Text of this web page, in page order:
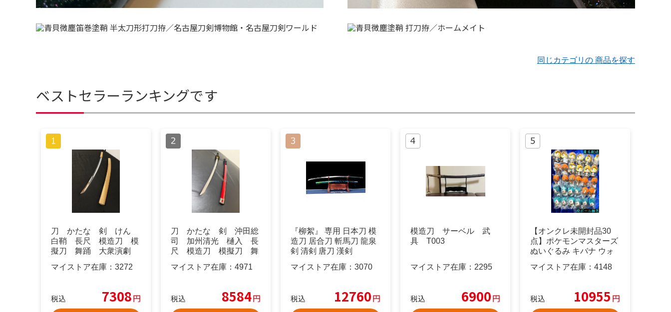
同じカテゴリの 商品を探す
ベストセラーランキングです
刀 かたな 剣 けん
白鞘 長尺 模造刀 模
擬刀 舞踊 大衆演劇
マイストア在庫： 3272
税込 7308円
刀 かたな 剣 沖田総
司 加州清光 樋入 長
尺 模造刀 模擬刀 舞
踊 大衆演劇
マイストア在庫： 4971
税込 8584円
『柳絮』 専用 日本刀 模
造刀 居合刀 斬馬刀 龍泉
剣 清剣 唐刀 漢剣
マイストア在庫： 3070
税込 12760円
模造刀 サーベル 武
具 T003
マイストア在庫： 2295
税込 6900円
【オンクレ未開封品30
点】ポケモンマスターズ
ぬいぐるみ キバナ ウォ
マイストア在庫： 4148
税込 10955 円